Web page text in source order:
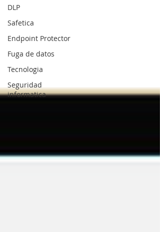
DLP
Safetica
Endpoint Protector
Fuga de datos
Tecnologia
Seguridad
informatica